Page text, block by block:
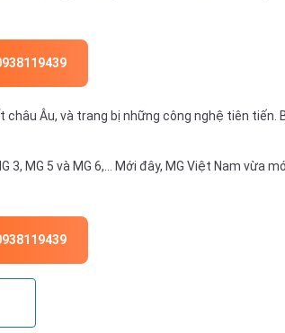
Âu, và trang bị những công nghệ tiên tiến.
MG 5 và MG 6,… Mới đây, MG Việt Nam vừa